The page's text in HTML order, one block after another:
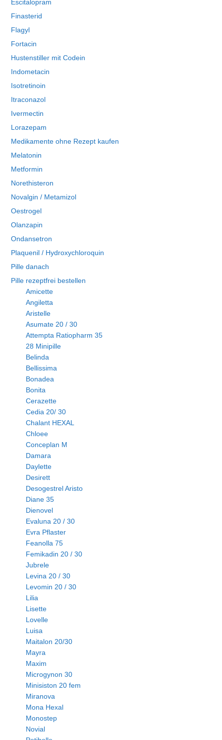
Escitalopram
Finasterid
Flagyl
Fortacin
Hustenstiller mit Codein
Indometacin
Isotretinoin
Itraconazol
Ivermectin
Lorazepam
Medikamente ohne Rezept kaufen
Melatonin
Metformin
Norethisteron
Novalgin / Metamizol
Oestrogel
Olanzapin
Ondansetron
Plaquenil / Hydroxychloroquin
Pille danach
Pille rezeptfrei bestellen
Amicette
Angiletta
Aristelle
Asumate 20 / 30
Attempta Ratiopharm 35
28 Minipille
Belinda
Bellissima
Bonadea
Bonita
Cerazette
Cedia 20/ 30
Chalant HEXAL
Chloee
Conceplan M
Damara
Daylette
Desirett
Desogestrel Aristo
Diane 35
Dienovel
Evaluna 20 / 30
Evra Pflaster
Feanolla 75
Femikadin 20 / 30
Jubrele
Levina 20 / 30
Levomin 20 / 30
Lilia
Lisette
Lovelle
Luisa
Maitalon 20/30
Mayra
Maxim
Microgynon 30
Minisiston 20 fem
Miranova
Mona Hexal
Monostep
Novial